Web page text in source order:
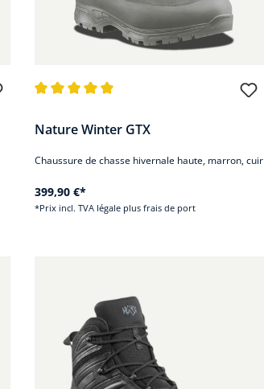
Nature Winter GTX
Chaussure de chasse hivernale haute, marron, cuir
399,90 €*
*Prix incl. TVA légale plus frais de port